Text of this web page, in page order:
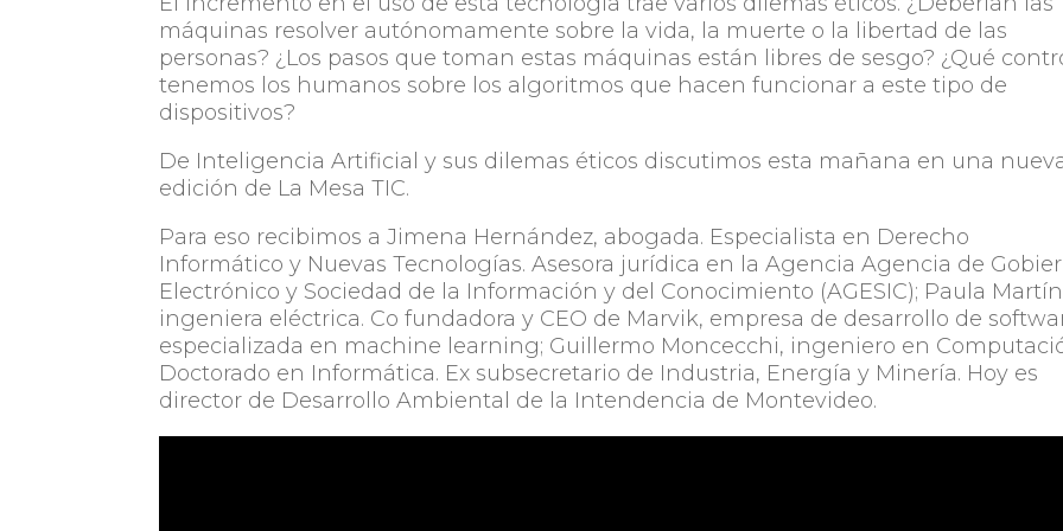
máquinas resolver autónomamente sobre la vida, la muerte o la libertad de las
personas? ¿Los pasos que toman estas máquinas están libres de sesgo? ¿Qué
tenemos los humanos sobre los algoritmos que hacen funcionar a este tipo de
dispositivos?
De Inteligencia Artificial y sus dilemas éticos discutimos esta mañana en una
edición de La Mesa TIC.
Para eso recibimos aJimena Hernández, abogada. Especialista en Derecho
Informático y Nuevas Tecnologías. Asesora jurídica en la Agencia Agencia de
Electrónico y Sociedad de la Información y del Conocimiento (AGESIC); Paula
ingeniera eléctrica. Co fundadora y CEO de Marvik, empresa de desarrollo de
especializada en machine learning; Guillermo Moncecchi, ingeniero en
Doctorado en Informática. Ex subsecretario de Industria, Energía y Minería. Hoy es
director de Desarrollo Ambiental de la Intendencia de Montevideo.